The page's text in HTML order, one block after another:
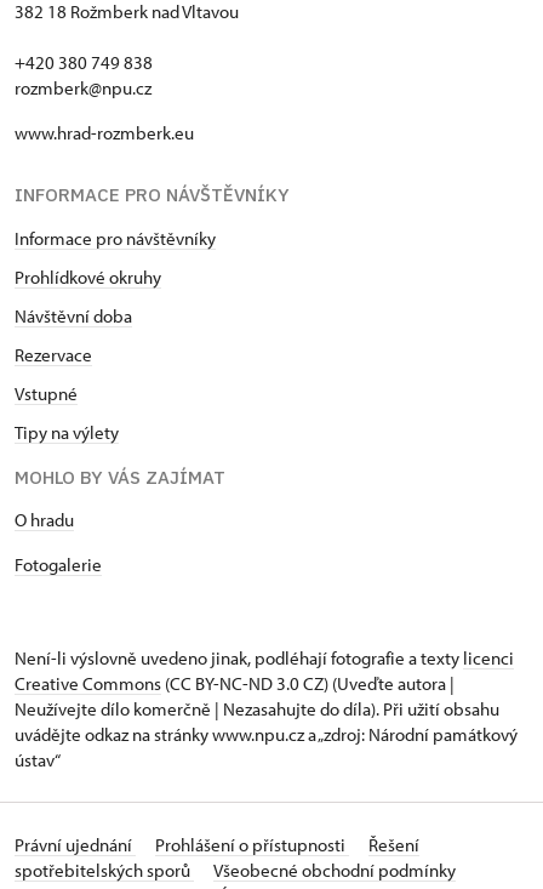
382 18 Rožmberk nad Vltavou
+420 380 749 838
rozmberk@npu.cz
www.hrad-rozmberk.eu
INFORMACE PRO NÁVŠTĚVNÍKY
Informace pro návštěvníky
Prohlídkové okruhy
Návštěvní doba
Rezervace
Vstupné
Tipy na výlety
MOHLO BY VÁS ZAJÍMAT
O hradu
Fotogalerie
Není-li výslovně uvedeno jinak, podléhají fotografie a texty licenci
Creative Commons (CC BY-NC-ND 3.0 CZ) (Uveďte autora |
Neužívejte dílo komerčně | Nezasahujte do díla). Při užití obsahu
uvádějte odkaz na stránky www.npu.cz a „zdroj: Národní památkový
ústav“
Právní ujednání Prohlášení o přístupnosti
Řešení
spotřebitelských sporů
Všeobecné obchodní podmínky